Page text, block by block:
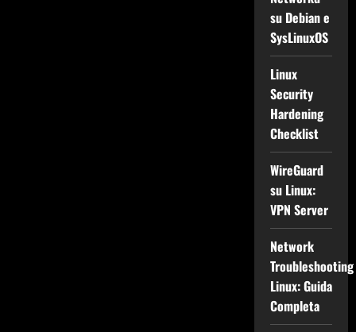
su Debian e
SysLinuxOS
Linux
Security
Hardening
Checklist
WireGuard
su Linux:
VPN Server
Network
Troubleshooting
Linux: Guida
Completa